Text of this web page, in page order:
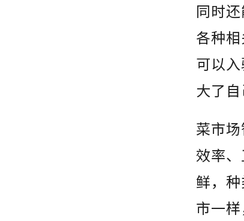
同时
各种
可以
大了
菜市
效率
鲜，
市一